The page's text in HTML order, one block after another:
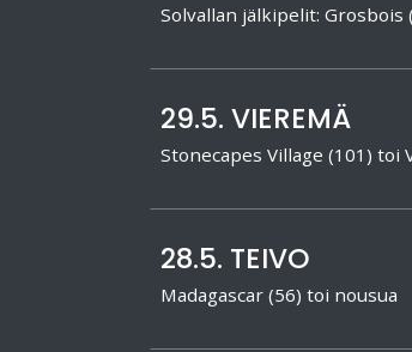
Solvallan jälkipelit: Grosbois
29.5. VIEREMÄ
Stonecapes Village (101) toi
28.5. TEIVO
Madagascar (56) toi nousua